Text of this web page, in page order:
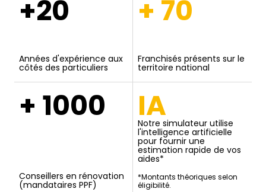
+20
Années d'expérience aux
côtés des particuliers
+ 70
Franchisés présents sur le
territoire national
+ 1000
Conseillers en rénovation
(mandataires PPF)
IA
Notre simulateur utilise
l'intelligence artificielle
pour fournir une
estimation rapide de vos
aides*
*Montants théoriques selon
éligibilité.